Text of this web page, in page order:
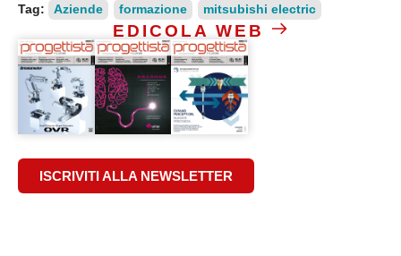
Tag: Aziende formazione mitsubishi electric
EDICOLA WEB
ISCRIVITI ALLA NEWSLETTER